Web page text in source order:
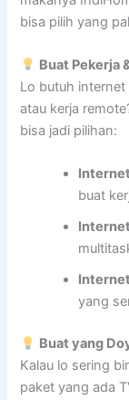
bisa pilih yang
Buat Pekerja
Lo butuh
atau kerja
bisa jadi pilihan:
buat
yang
Buat yang
Kalau lo sering
paket yang ada